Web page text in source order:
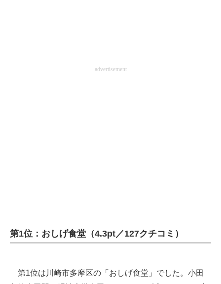
advertisement
第1位：おしげ食堂（4.3pt／127クチコミ）
第1位は川崎市多摩区の「おしげ食堂」でした。小田